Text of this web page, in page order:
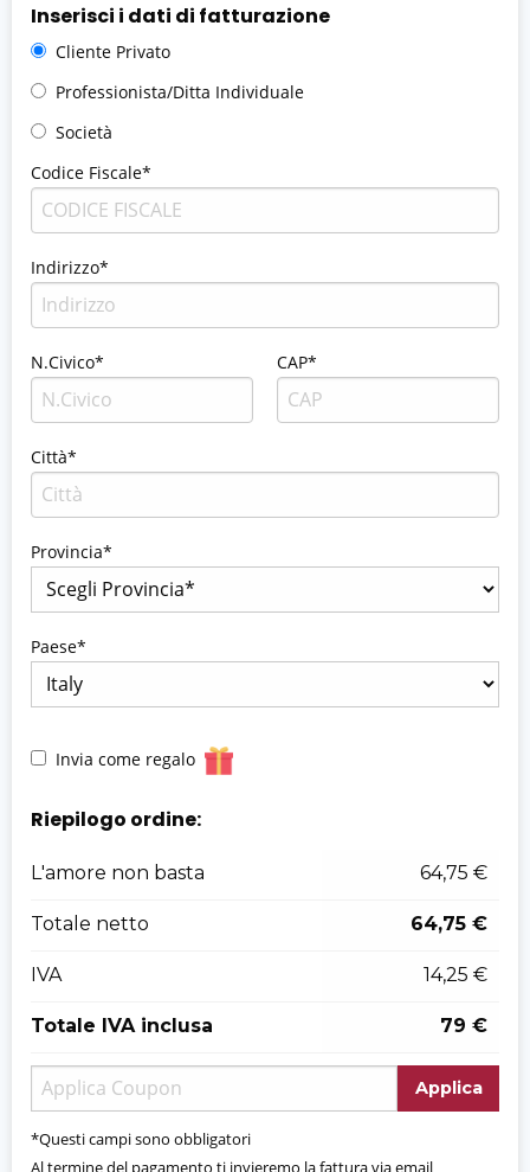
Inserisci i dati di fatturazione
Cliente Privato
Professionista/Ditta Individuale
Società
Codice Fiscale*
Indirizzo*
N.Civico* CAP*
Città*
Provincia*
Paese*
Invia come regalo
Riepilogo ordine:
L'amore non basta 64,75 €
Totale netto 64,75 €
IVA 14,25 €
Totale IVA inclusa 79 €
Applica
*Questi campi sono obbligatori
Al termine del pagamento ti invieremo la fattura via email